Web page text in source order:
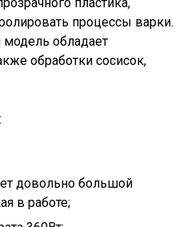
процессы варки.
модель обладает
обработки сосисок,
довольно большой
в работе;